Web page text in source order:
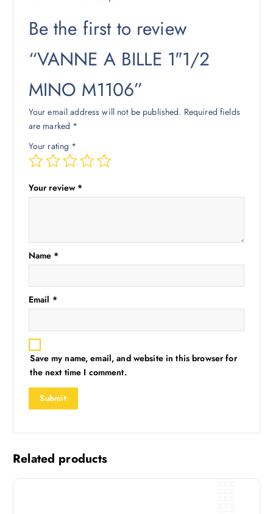
Be the first to review
“VANNE A BILLE 1″1/2
MINO M1106”
Your email address will not be published. Required fields
are marked *
Your rating *
Your review *
Name *
Email *
Save my name, email, and website in this browser for
the next time I comment.
Related products